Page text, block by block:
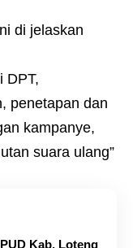
di jelaskan
DPT,
penetapan dan
kampanye,
suara ulang”
Kab. Loteng